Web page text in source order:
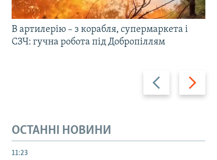
Назад Вперед
В артилерію – з корабля, супермаркета і
СЗЧ: гучна робота під Добропіллям
ОСТАННІ НОВИНИ
11:23